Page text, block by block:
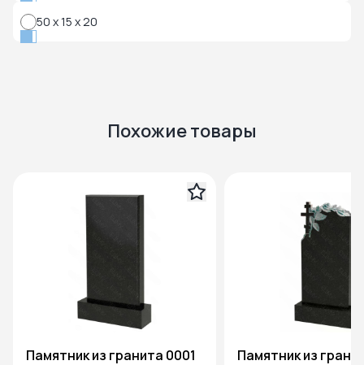
50 x 15 x 20
Похожие товары
Памятник из гранита 0001